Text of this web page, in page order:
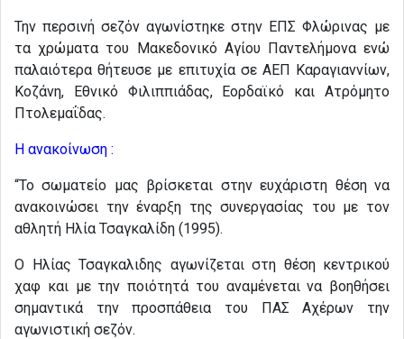
Την περσινή σεζόν αγωνίστηκε στην ΕΠΣ Φλώρινας με
τα χρώματα του Μακεδονικό Αγίου Παντελήμονα ενώ
παλαιότερα θήτευσε με επιτυχία σε ΑΕΠ Καραγιαννίων,
Κοζάνη, Εθνικό Φιλιππιάδας, Εορδαϊκό και Ατρόμητο
Πτολεμαΐδας.
Η ανακοίνωση :
“Το σωματείο μας βρίσκεται στην ευχάριστη θέση να
ανακοινώσει την έναρξη της συνεργασίας του με τον
αθλητή Ηλία Τσαγκαλίδη (1995).
Ο Ηλίας Τσαγκαλιδης αγωνίζεται στη θέση κεντρικού
χαφ και με την ποιότητά του αναμένεται να βοηθήσει
σημαντικά την προσπάθεια του ΠΑΣ Αχέρων την
αγωνιστική σεζόν.